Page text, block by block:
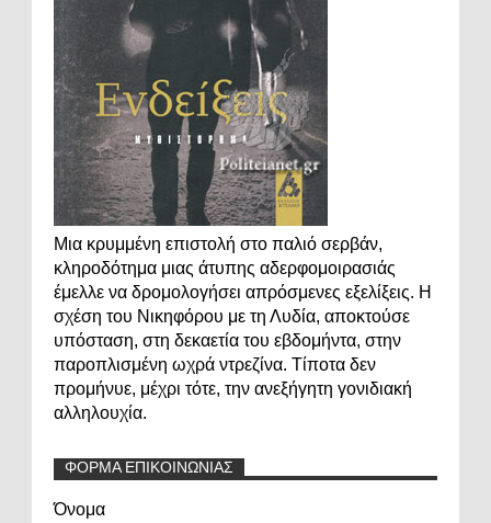
Μια κρυμμένη επιστολή στο παλιό σερβάν,
κληροδότημα μιας άτυπης αδερφομοιρασιάς
έμελλε να δρομολογήσει απρόσμενες εξελίξεις. Η
σχέση του Νικηφόρου με τη Λυδία, αποκτούσε
υπόσταση, στη δεκαετία του εβδομήντα, στην
παροπλισμένη ωχρά ντρεζίνα. Τίποτα δεν
προμήνυε, μέχρι τότε, την ανεξήγητη γονιδιακή
αλληλουχία.
ΦΟΡΜΑ ΕΠΙΚΟΙΝΩΝΙΑΣ
Όνομα